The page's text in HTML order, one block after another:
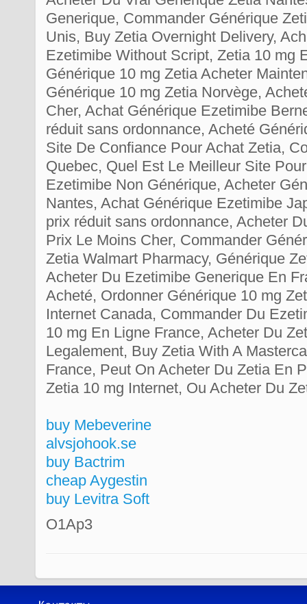
Generique, Commander Générique
Unis, Buy Zetia Overnight Delivery,
Ezetimibe Without Script, Zetia 10 mg
Générique 10 mg Zetia Acheter
Générique 10 mg Zetia Norvège,
Cher, Achat Générique Ezetimibe
réduit sans ordonnance, Acheté
Site De Confiance Pour Achat Zetia,
Quebec, Quel Est Le Meilleur Site
Ezetimibe Non Générique, Acheter
Nantes, Achat Générique Ezetimibe
prix réduit sans ordonnance, Acheter
Prix Le Moins Cher, Commander
Zetia Walmart Pharmacy, Générique
Acheter Du Ezetimibe Generique En
Acheté, Ordonner Générique 10 mg
Internet Canada, Commander Du
10 mg En Ligne France, Acheter Du
Legalement, Buy Zetia With A
France, Peut On Acheter Du Zetia En
Zetia 10 mg Internet, Ou Acheter Du
buy Mebeverine
alvsjohook.se
buy Bactrim
cheap Aygestin
buy Levitra Soft
O1Ap3